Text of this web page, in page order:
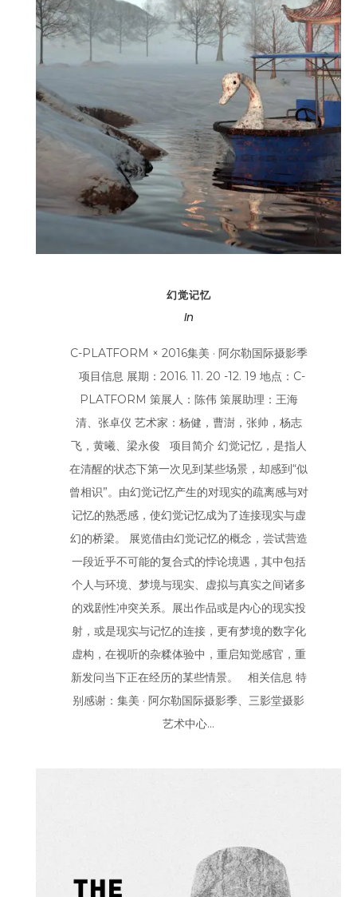
幻觉记忆
In
C-PLATFORM × 2016集美 · 阿尔勒国际摄影季
项目信息 展期：2016. 11. 20 -12. 19 地点：C-
PLATFORM 策展人：陈伟 策展助理：王海
清、张卓仪 艺术家：杨健，曹澍，张帅，杨志
飞，黄曦、梁永俊 项目简介 幻觉记忆，是指人
在清醒的状态下第一次见到某些场景，却感到“似
曾相识”。由幻觉记忆产生的对现实的疏离感与对
记忆的熟悉感，使幻觉记忆成为了连接现实与虚
幻的桥梁。 展览借由幻觉记忆的概念，尝试营造
一段近乎不可能的复合式的悖论境遇，其中包括
个人与环境、梦境与现实、虚拟与真实之间诸多
的戏剧性冲突关系。展出作品或是内心的现实投
射，或是现实与记忆的连接，更有梦境的数字化
虚构，在视听的杂糅体验中，重启知觉感官，重
新发问当下正在经历的某些情景。 相关信息 特
别感谢：集美 · 阿尔勒国际摄影季、三影堂摄影
艺术中心...